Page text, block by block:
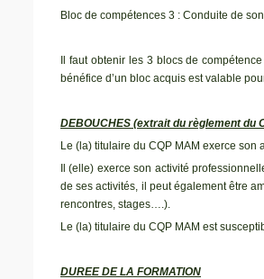
Bloc de compétences 3 : Conduite de
Il faut obtenir les 3 blocs de
bénéfice d’un bloc acquis est valable
DEBOUCHES (extrait du règlement du
Le (la) titulaire du CQP MAM exerce
Il (elle) exerce son activité
de ses activités, il peut également être
rencontres, stages….).
Le (la) titulaire du CQP MAM est
DUREE DE LA FORMATION